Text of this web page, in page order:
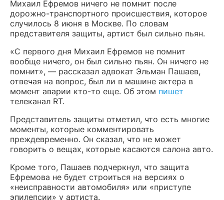
Михаил Ефремов ничего не помнит после
дорожно-транспортного происшествия, которое
случилось 8 июня в Москве. По словам
представителя защиты, артист был сильно пьян.
«С первого дня Михаил Ефремов не помнит
вообще ничего, он был сильно пьян. Он ничего не
помнит», — рассказал адвокат Эльман Пашаев,
отвечая на вопрос, был ли в машине актера в
момент аварии кто-то еще. Об этом пишет
телеканал RT.
Представитель защиты отметил, что есть многие
моменты, которые комментировать
преждевременно. Он сказал, что не может
говорить о вещах, которые касаются салона авто.
Кроме того, Пашаев подчеркнул, что защита
Ефремова не будет строиться на версиях о
«неисправности автомобиля» или «приступе
эпилепсии» у артиста.